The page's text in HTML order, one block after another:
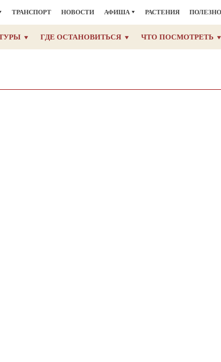
ТРАНСПОРТ НОВОСТИ АФИША РАСТЕНИЯ
ГДЕ ОСТАНОВИТЬСЯ ЧТО ПОСМОТРЕТЬ